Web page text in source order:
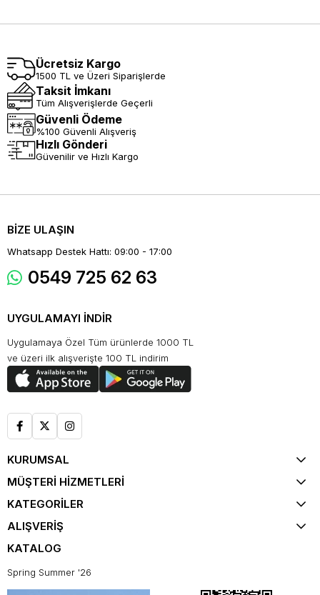
Ücretsiz Kargo
1500 TL ve Üzeri Siparişlerde
Taksit İmkanı
Tüm Alışverişlerde Geçerli
Güvenli Ödeme
%100 Güvenli Alışveriş
Hızlı Gönderi
Güvenilir ve Hızlı Kargo
BİZE ULAŞIN
Whatsapp Destek Hattı: 09:00 - 17:00
0549 725 62 63
UYGULAMAYI İNDİR
Uygulamaya Özel Tüm ürünlerde 1000 TL
ve üzeri ilk alışverişte 100 TL indirim
KURUMSAL
MÜŞTERİ HİZMETLERİ
KATEGORİLER
ALIŞVERİŞ
KATALOG
Spring Summer '26